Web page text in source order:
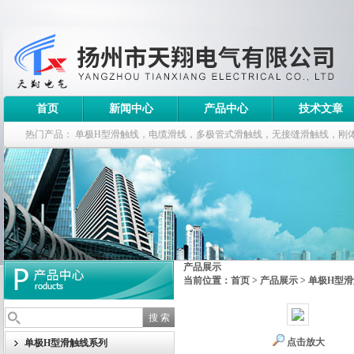
首页 新闻中心 产品中心 技术文章
热门产品： 单极H型滑触线，电缆滑线，多极管式滑触线，无接缝滑触线，刚
钢电缆滑车
单极H型滑触线系列
产品展示
当前位置： 首页 > 产品展示 > 单极H型
点击放大